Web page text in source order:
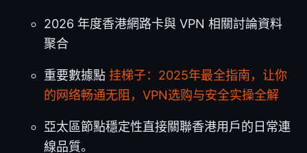
2026 年度香港網路卡與 VPN 相關討論資料
聚合
重要數據點 挂梯子：2025年最全指南，让你
的网络畅通无阻，VPN选购与安全实操全解
亞太區節點穩定性直接關聯香港用戶的日常連
線品質。